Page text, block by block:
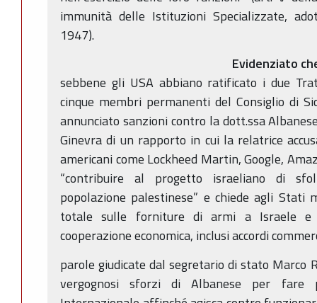
immunità delle Istituzioni Specializzate,
1947).
Evidenziato
sebbene gli USA abbiano ratificato i due
cinque membri permanenti del Consiglio di
annunciato sanzioni contro la dott.ssa
Ginevra di un rapporto in cui la relatrice
americani come Lockheed Martin, Google,
“contribuire al progetto israeliano di
popolazione palestinese” e chiede agli Stati
totale sulle forniture di armi a Israele e
cooperazione economica, inclusi accordi
parole giudicate dal segretario di stato Marco
vergognosi sforzi di Albanese per fare